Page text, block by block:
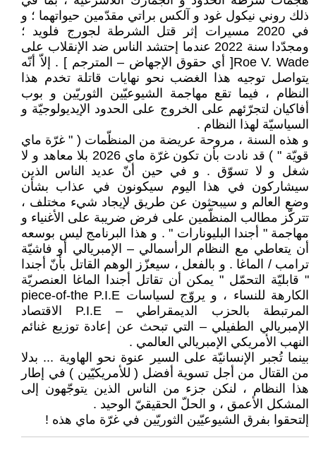
ذلك روني نيكول غود و آلكس براتي مقدّمين حيواتهما ؛ و
في 2020 مسيرات إثر قتل الشرطة لجورج فلويد ؛
ومجدّدا سنة 2022 عندما إحتشد الناس ضد الإنقلاب على
Roe V. Wade[ أي حقوق الإجهاض – المترجم ] . إلاّ أنّه
يتواصل توجيه هذا الغضب نحو نهايات قاتلة تخدم هذا
النظام ، فيما تقع مهاجمة الشيوعيّين الثوريّين و بوب
أفاكيان لتجرّئهم على الخروج على الحدود الإيديولوجيّة و
السياسيّة لهذا النظام .
و هذه السنة ، مروحة عريضة من المنظّمات ( " غرّة ماي
قويّة " ) قد نادت بأن تكون غرّة ماي 2026 بلا معاهد و لا
شغل و لا تسوّق . و في حين أنّ عديد الناس الذين
سيشاركون في هذا اليوم سيكونون في عذاب بشأن
وضع العالم و سيبحثون عن طريق لإيجاد شيء مختلف ،
تتركّز مطالب المنظّمين على فرض ضريبة على الأغنياء و
مهاجمة " أجندا البليونارات " . و هذا البرنامج ليس بوسعه
أن يتعاطي مع النظام الرأسمالي – الإمبريالي أو فاشيّة
ترامب / الماغا . و بالفعل ، سيعزّز الوهم القاتل بأنّ أجندا
" قابليّة التحمّل " يمكن أن تقاتل أجندا الماغا العنصريّة
الكارهة للنساء ، و يروّج لسياسات piece-of-the P.I.E
المرتبطة بالحزب الديمقراطي – P.I.E الاقتصاد
الإمبريالي الطفيلي – التي تبحث عن إعادة توزيع غنائم
النهب الأمريكي الإمبريالي العالمي .
بينما تُجبر الإنسانيّة على السير عنوة نحو الهاوية ... بدلا
من القتال من أجل تسوية أفضل ( للأمريكيّين ) في إطار
هذا النظام ، لنكن جزء من الناس الذين يتوجّهون إلى
المشكل الأعمق ، و الحلّ الحقيقيّ الوحيد .
إلتحقوا بفرق الشيوعيّين الثوريّين في غرّة ماي هذه !